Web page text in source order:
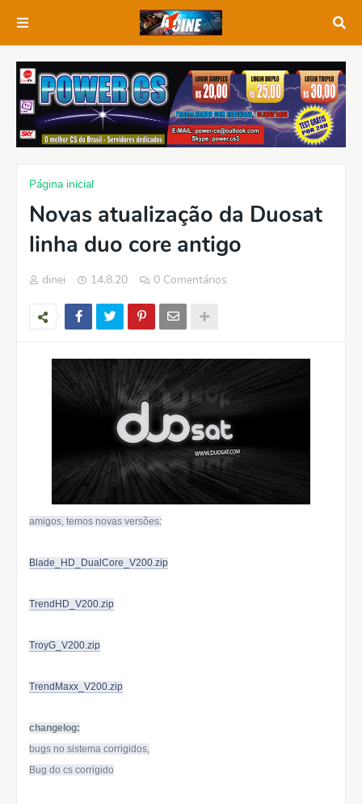
Página inicial
Novas atualização da Duosat
linha duo core antigo
dinei 14.8.20 0 Comentários
amigos, temos novas versões:
Blade_HD_DualCore_V200.zip
TrendHD_V200.zip
TroyG_V200.zip
TrendMaxx_V200.zip
changelog:
bugs no sistema corrigidos,
Bug do cs corrigido